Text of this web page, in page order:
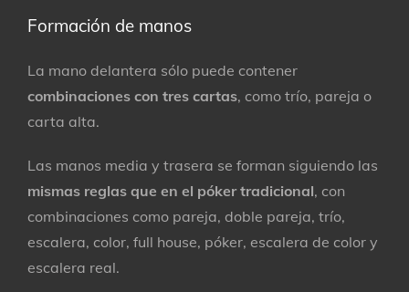
Formación de manos
La mano delantera sólo puede contener
combinaciones con tres cartas, como trío, pareja o
carta alta.
Las manos media y trasera se forman siguiendo las
mismas reglas que en el póker tradicional, con
combinaciones como pareja, doble pareja, trío,
escalera, color, full house, póker, escalera de color y
escalera real.